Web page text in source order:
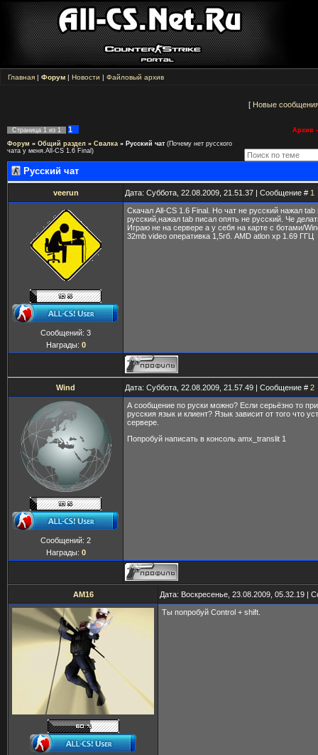
Главная | Форум | Новости | Файловый архив
[ Новые
Страница 1 из 1 1
Архив -
Форум » Общий раздел » Свалка » Русский чат (Почему нет русского
чата у меня.All-CS 1.6 Final)
Русский чат
veerun Дата: Суббота, 22.08.2009, 21.51.37 | Сообщение # 1
Сообщений: 3
Награды: 0
Скачал All-CS 1.6 Final. Но чат не русский нажал tab
русский,нажал tab писал опять не русский. Че
Играю не на сервере а у себя на карте с ботами/
32mb video оперативка 1,5гб. AMD atlon xp 1.69 ГГЦ
Wind Дата: Суббота, 22.08.2009, 21.57.49 | Сообщение # 2
Сообщений: 2
Награды: 0
А сообщение по руски можно? Если серьёзно то
русския язык и клиент? Язык зависит от того что
сервере.
Попробуй написать в консоль amx_translit 1
AM16 Дата: Воскресенье, 23.08.2009, 05.32.19 |
Ты попробуй Control + shift.